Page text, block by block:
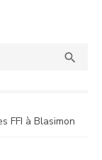

FFI à Blasimon